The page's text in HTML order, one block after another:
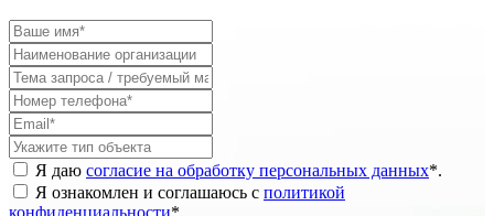
Я даю согласие на обработку персональных данных*.
Я ознакомлен и соглашаюсь с политикой
конфиденциальности*.